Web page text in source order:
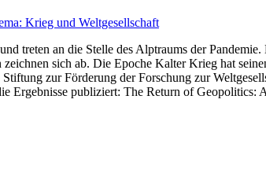
Krieg und Weltgesellschaft
treten an die Stelle des Alptraums der
sich ab. Die Epoche Kalter Krieg hat
zur Förderung der Forschung zur
Ergebnisse publiziert: The Return of